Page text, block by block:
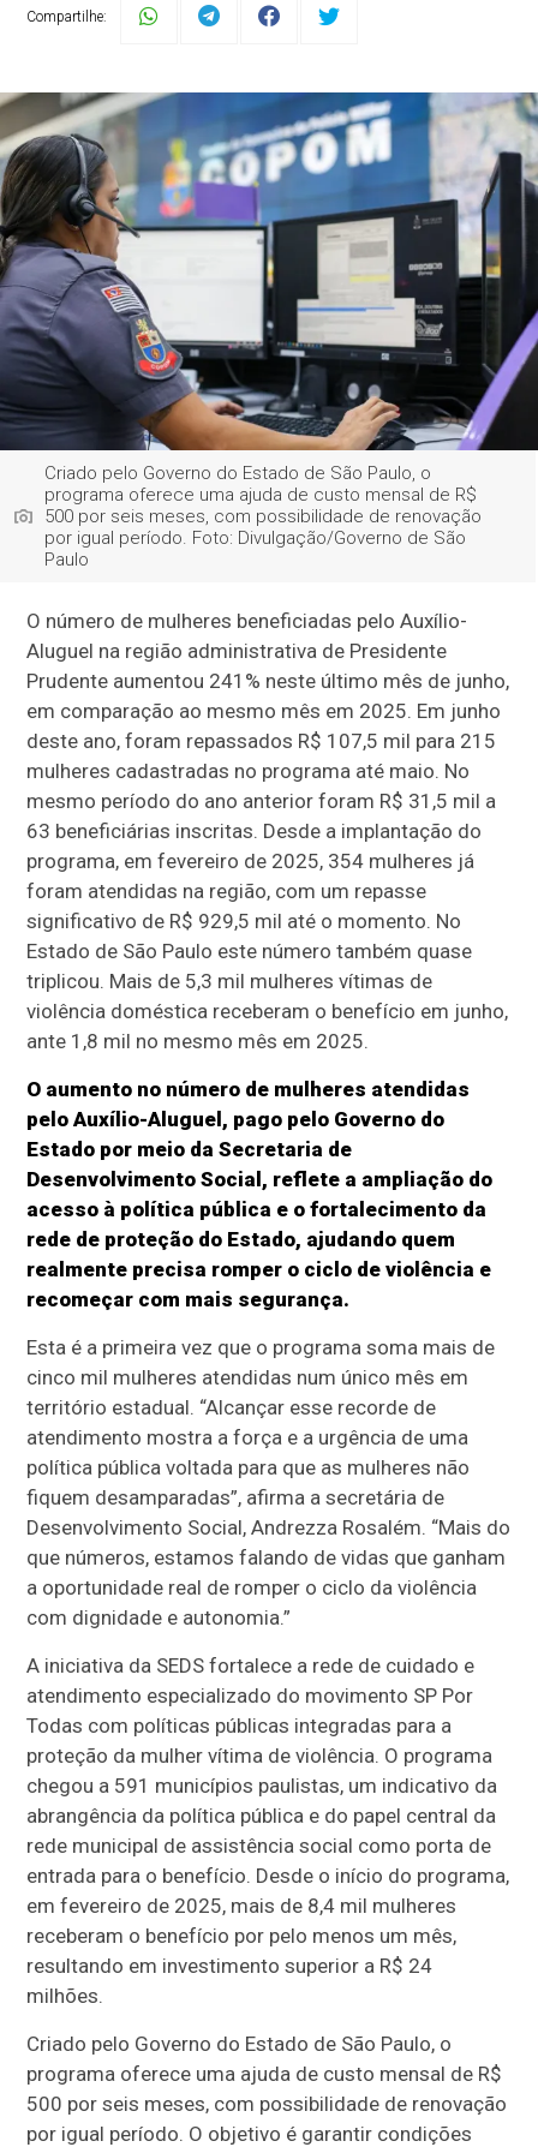
Compartilhe:
Criado pelo Governo do Estado de São Paulo, o
programa oferece uma ajuda de custo mensal de R$
500 por seis meses, com possibilidade de renovação
por igual período. Foto: Divulgação/Governo de São
Paulo
O número de mulheres beneficiadas pelo Auxílio-
Aluguel na região administrativa de Presidente
Prudente aumentou 241% neste último mês de junho,
em comparação ao mesmo mês em 2025. Em junho
deste ano, foram repassados R$ 107,5 mil para 215
mulheres cadastradas no programa até maio. No
mesmo período do ano anterior foram R$ 31,5 mil a
63 beneficiárias inscritas. Desde a implantação do
programa, em fevereiro de 2025, 354 mulheres já
foram atendidas na região, com um repasse
significativo de R$ 929,5 mil até o momento. No
Estado de São Paulo este número também quase
triplicou. Mais de 5,3 mil mulheres vítimas de
violência doméstica receberam o benefício em junho,
ante 1,8 mil no mesmo mês em 2025.
O aumento no número de mulheres atendidas
pelo Auxílio-Aluguel, pago pelo Governo do
Estado por meio da Secretaria de
Desenvolvimento Social, reflete a ampliação do
acesso à política pública e o fortalecimento da
rede de proteção do Estado, ajudando quem
realmente precisa romper o ciclo de violência e
recomeçar com mais segurança.
Esta é a primeira vez que o programa soma mais de
cinco mil mulheres atendidas num único mês em
território estadual. “Alcançar esse recorde de
atendimento mostra a força e a urgência de uma
política pública voltada para que as mulheres não
fiquem desamparadas”, afirma a secretária de
Desenvolvimento Social, Andrezza Rosalém. “Mais do
que números, estamos falando de vidas que ganham
a oportunidade real de romper o ciclo da violência
com dignidade e autonomia.”
A iniciativa da SEDS fortalece a rede de cuidado e
atendimento especializado do movimento SP Por
Todas com políticas públicas integradas para a
proteção da mulher vítima de violência. O programa
chegou a 591 municípios paulistas, um indicativo da
abrangência da política pública e do papel central da
rede municipal de assistência social como porta de
entrada para o benefício. Desde o início do programa,
em fevereiro de 2025, mais de 8,4 mil mulheres
receberam o benefício por pelo menos um mês,
resultando em investimento superior a R$ 24
milhões.
Criado pelo Governo do Estado de São Paulo, o
programa oferece uma ajuda de custo mensal de R$
500 por seis meses, com possibilidade de renovação
por igual período. O objetivo é garantir condições